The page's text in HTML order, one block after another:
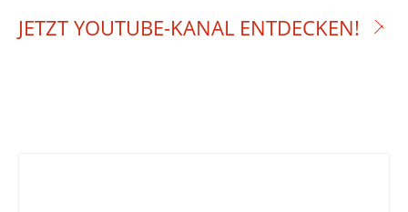
JETZT YOUTUBE-KANAL ENTDECKEN!